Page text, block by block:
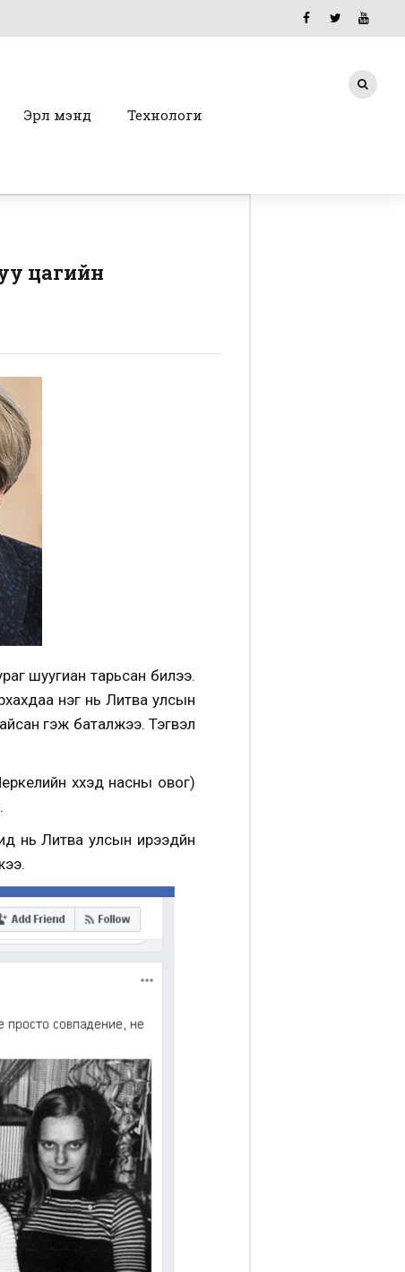
Эрүүл мэнд Технологи
цагийн
шуугиан тарьсан билээ.
нэг нь Литва улсын
гэж баталжээ. Тэгвэл
хүүхэд насны овог)
нь Литва улсын ирээдүйн